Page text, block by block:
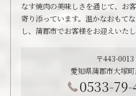
なす焼肉の美味しさを通じて、お
寄り添っています。温かなおもて
し、蒲郡市でお客様をお迎えいたし
〒443-0013
愛知県蒲郡市大塚
0533-